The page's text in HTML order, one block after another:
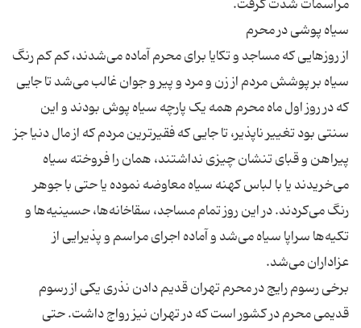
از روزهایی که مساجد و تکایا برای محرم آماده می‌شدند، کم کم رنگ
سیاه بر پوشش مردم از زن و مرد و پیر و جوان غالب می‌شد تا جایی
که در روز اول ماه محرم همه یک پارچه سیاه پوش بودند و این
سنتی بود تغییر ناپذیر، تا جایی که فقیرترین مردم که از مال دنیا جز
پیراهن و قبای تنشان چیزی نداشتند، همان را فروخته سیاه
می‌خریدند یا با لباس کهنه سیاه معاوضه نموده یا حتی با جوهر
رنگ می‌کردند. در این روز تمام مساجد، سقاخانه‌ها، حسینیه‌ها و
تکیه‌ها سراپا سیاه می‌شد و آماده اجرای مراسم و پذیرایی از
برخی رسوم رایج در محرم تهران قدیم دادن نذری یکی از رسوم
قدیمی محرم در کشور است که در تهران نیز رواج داشت. حتی